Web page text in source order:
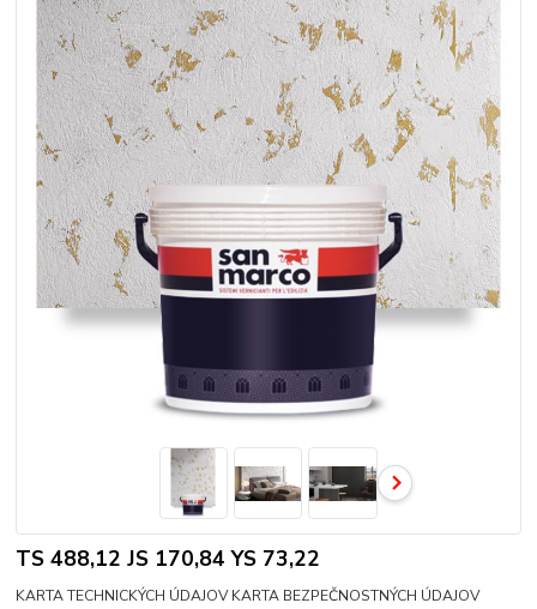
TS 488,12 JS 170,84 YS 73,22
KARTA TECHNICKÝCH ÚDAJOV KARTA BEZPEČNOSTNÝCH ÚDAJOV